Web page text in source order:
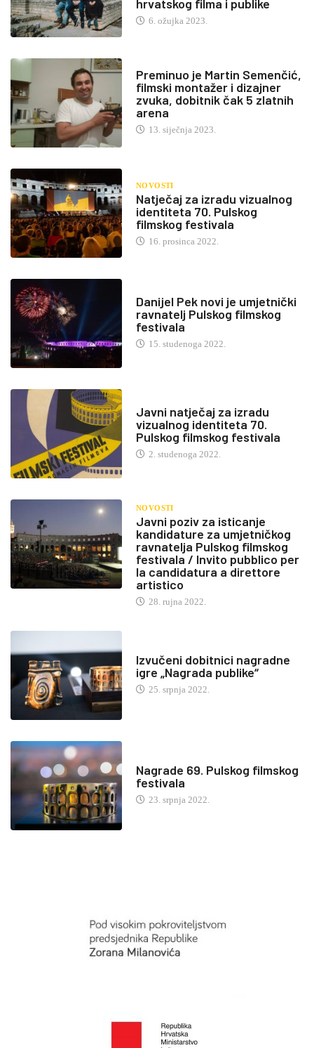
hrvatskog filma i publike
6. ožujka 2023.
Preminuo je Martin Semenčić,
filmski montažer i dizajner
zvuka, dobitnik čak 5 zlatnih
arena
13. siječnja 2023.
NOVOSTI
Natječaj za izradu vizualnog
identiteta 70. Pulskog
filmskog festivala
16. prosinca 2022.
Danijel Pek novi je umjetnički
ravnatelj Pulskog filmskog
festivala
15. studenoga 2022.
Javni natječaj za izradu
vizualnog identiteta 70.
Pulskog filmskog festivala
2. studenoga 2022.
NOVOSTI
Javni poziv za isticanje
kandidature za umjetničkog
ravnatelja Pulskog filmskog
festivala / Invito pubblico per
la candidatura a direttore
artistico
28. rujna 2022.
Izvučeni dobitnici nagradne
igre „Nagrada publike“
25. srpnja 2022.
Nagrade 69. Pulskog filmskog
festivala
23. srpnja 2022.